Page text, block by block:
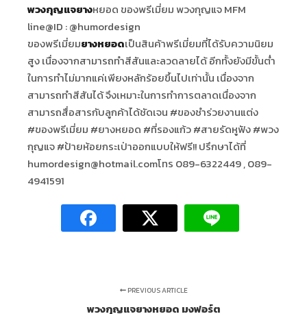
พวงกุญแจยางหยอด ของพรีเมี่ยม พวงกุญแจ MFM
line@ID : @humordesign
ของพรีเมี่ยมยางหยอดเป็นสินค้าพรีเมี่ยมที่ได้รับความนิยม
สูง เนื่องจากสามารถทำสีสันและลวดลายได้ อีกทั้งยังมีขั้นต่ำ
ในการทำไม่มากแค่เพียงหลักร้อยขึ้นไปเท่านั้น เนื่องจาก
สามารถทำสีสันได้ จึงเหมาะในการทำการตลาดเนื่องจาก
สามารถสื่อสารกับลูกค้าได้ชัดเจน #ของชำร่วยงานแต่ง
#ของพรีเมี่ยม #ยางหยอด #ที่รองแก้ว #สายรัดหูฟัง #พวง
กุญแจ #ป้ายห้อยกระเป่าออกแบบให้ฟรี!! ปรึกษาได้ที่
humordesign@hotmail.comโทร 089-6322449 , 089-
4941591
PREVIOUS ARTICLE
พวงกุญแจยางหยอด มงฟอร์ต